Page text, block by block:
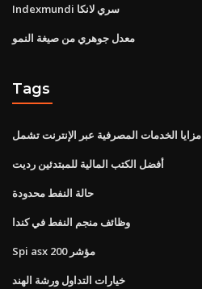
Indexmundi سري لانكا
معدل جوهري من صيغة النمو
Tags
مزايا الخدمات المصرفية عبر الإنترنت تشمل
أفضل الكتب المالية للمبتدئين رديت
حالة النفط محدودة
وظائف منجم النفط في كندا
Spi asx 200 مؤشر
خيارات التداول ورشة الهند